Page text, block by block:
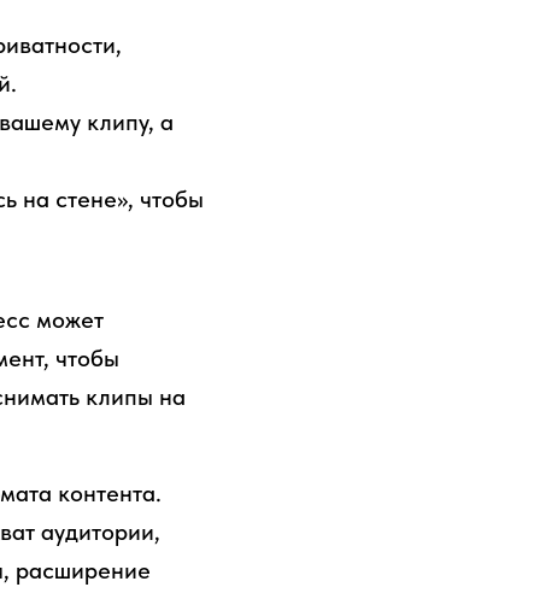
клипу, а
на стене», чтобы
может
чтобы
клипы на
контента.
аудитории,
расширение